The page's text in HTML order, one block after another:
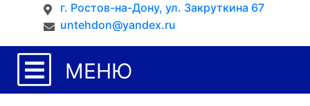
г. Ростов-на-Дону, ул. Закруткина 67
untehdon@yandex.ru
МЕНЮ